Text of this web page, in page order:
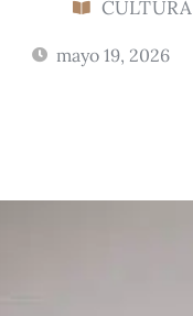
CULTURA
mayo 19, 2026